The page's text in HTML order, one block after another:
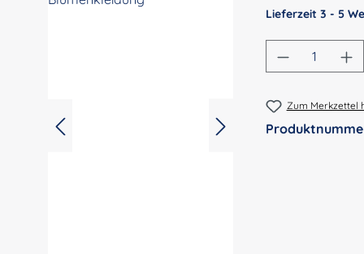
Lieferzeit 3 - 5
Produkt
Zum Merkzettel